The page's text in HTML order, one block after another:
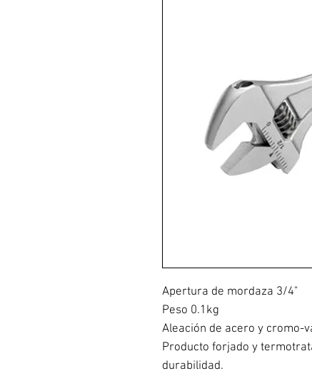
Apertura de mordaza 3/4"
Peso 0.1kg
Aleación de acero y cromo-
Producto forjado y
durabilidad.